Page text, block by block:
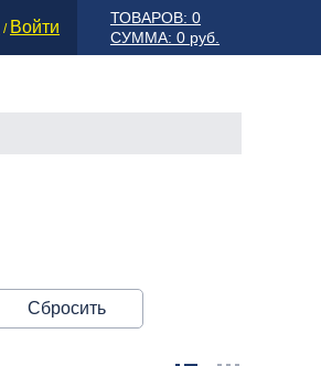
ТОВАРОВ: 0
СУММА: 0 руб.
/ Войти
Сбросить